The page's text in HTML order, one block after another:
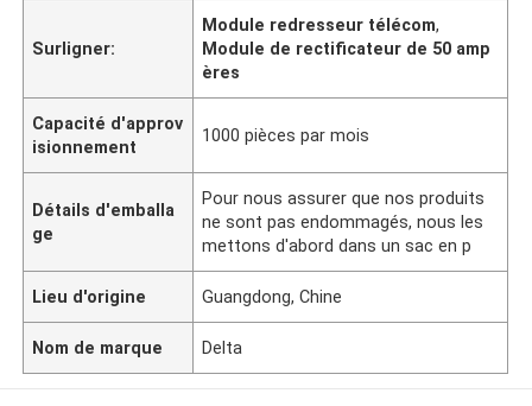
Surligner:
Module redresseur télécom,
Module de rectificateur de 50 amp
ères
Capacité d'approv
isionnement
1000 pièces par mois
Détails d'emballa
ge
Pour nous assurer que nos produits
ne sont pas endommagés, nous les
mettons d'abord dans un sac en p
Lieu d'origine Guangdong, Chine
Nom de marque Delta